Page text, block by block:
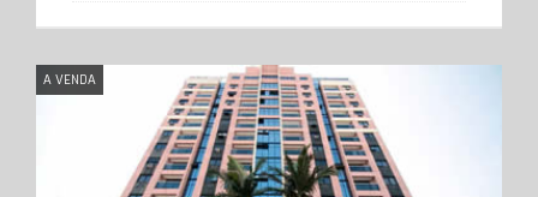
A VENDA